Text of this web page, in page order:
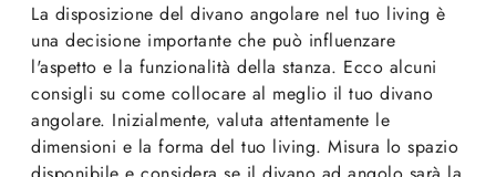
La disposizione del divano angolare nel tuo living è
una decisione importante che può influenzare
l'aspetto e la funzionalità della stanza. Ecco alcuni
consigli su come collocare al meglio il tuo divano
angolare. Inizialmente, valuta attentamente le
dimensioni e la forma del tuo living. Misura lo spazio